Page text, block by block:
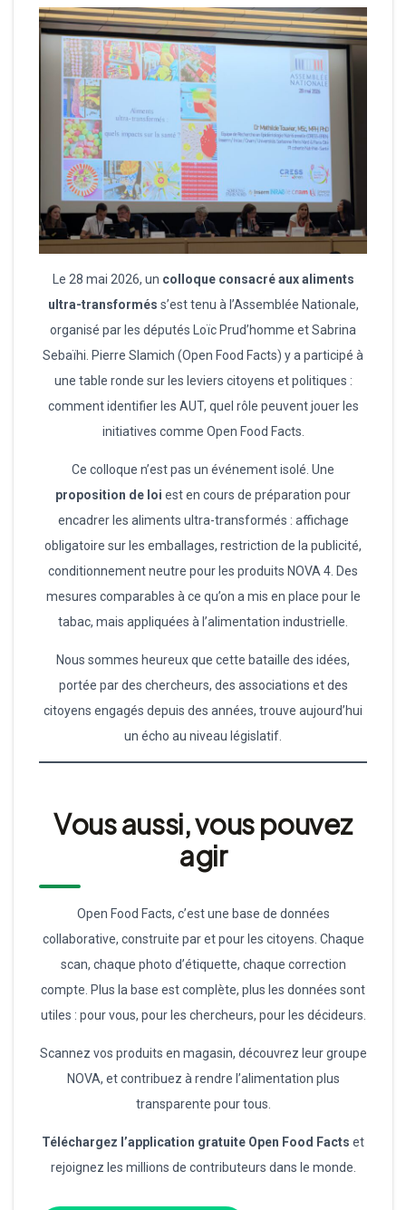
Le 28 mai 2026, un colloque consacré aux aliments
ultra-transformés s’est tenu à l’Assemblée Nationale,
organisé par les députés Loïc Prud’homme et Sabrina
Sebaïhi. Pierre Slamich (Open Food Facts) y a participé à
une table ronde sur les leviers citoyens et politiques :
comment identifier les AUT, quel rôle peuvent jouer les
initiatives comme Open Food Facts.
Ce colloque n’est pas un événement isolé. Une
proposition de loi est en cours de préparation pour
encadrer les aliments ultra-transformés : affichage
obligatoire sur les emballages, restriction de la publicité,
conditionnement neutre pour les produits NOVA 4. Des
mesures comparables à ce qu’on a mis en place pour le
tabac, mais appliquées à l’alimentation industrielle.
Nous sommes heureux que cette bataille des idées,
portée par des chercheurs, des associations et des
citoyens engagés depuis des années, trouve aujourd’hui
un écho au niveau législatif.
Vous aussi, vous pouvez
agir
Open Food Facts, c’est une base de données
collaborative, construite par et pour les citoyens. Chaque
scan, chaque photo d’étiquette, chaque correction
compte. Plus la base est complète, plus les données sont
utiles : pour vous, pour les chercheurs, pour les décideurs.
Scannez vos produits en magasin, découvrez leur groupe
NOVA, et contribuez à rendre l’alimentation plus
transparente pour tous.
Téléchargez l’application gratuite Open Food Facts et
rejoignez les millions de contributeurs dans le monde.